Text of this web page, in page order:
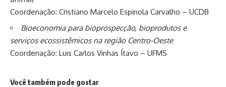
Coordenação: Cristiano Marcelo Espinola Carvalho – UCDB
Bioeconomia para bioprospecção, bioprodutos e
serviços ecossistêmicos na região Centro-Oeste
Coordenação: Luis Carlos Vinhas Ítavo – UFMS
Você também pode gostar